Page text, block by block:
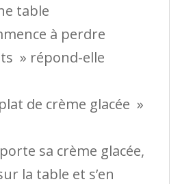
table
à perdre
» répond-elle
de crème glacée »
sa crème glacée,
la table et s’en